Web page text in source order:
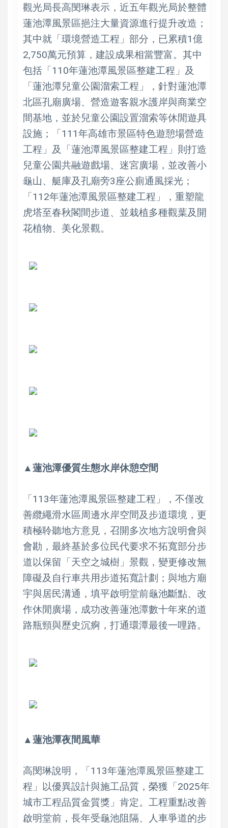
觀光局長高閔琳表示，近五年觀光局於整體
蓮池潭風景區挹注大量資源進行提升改造；
其中就「環境營造工程」部分，已累積1億
2,750萬元預算，建設成果相當豐富。其中
包括「110年蓮池潭風景區整建工程」及
「蓮池潭兒童公園溜索工程」，針對蓮池潭
北區孔廟廣場、營造遊客親水護岸與商業空
間基地，並於兒童公園設置溜索等休閒遊具
設施；「111年高雄市景區特色遊憩場營造
工程」及「蓮池潭風景區整建工程」則打造
兒童公園共融遊戲場、迷宮廣場，並改善小
龜山、艇庫及孔廟旁3座公廁通風採光；
「112年蓮池潭風景區整建工程」，重塑龍
虎塔至春秋閣間步道、並栽植多種觀葉及開
花植物、美化景觀。
▲蓮池潭優質生態水岸休憩空間
「113年蓮池潭風景區整建工程」，不僅改
善纜繩滑水區周邊水岸空間及步道環境，更
積極聆聽地方意見，召開多次地方說明會與
會勘，最終基於多位民代要求不拓寬部分步
道以保留「天空之城樹」景觀，變更修改無
障礙及自行車共用步道拓寬計劃；與地方廟
宇與居民溝通，填平啟明堂前龜池斷點、改
作休閒廣場，成功改善蓮池潭數十年來的道
路瓶頸與歷史沉痾，打通環潭最後一哩路。
▲蓮池潭夜間風華
高閔琳說明，「113年蓮池潭風景區整建工
程」以優異設計與施工品質，榮獲「2025年
城市工程品質金質獎」肯定。工程重點改善
啟明堂前，長年受龜池阻隔、人車爭道的步